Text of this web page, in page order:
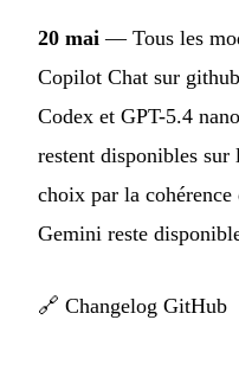
20 mai — Tous les
Copilot Chat sur
Codex et GPT-5.4
restent disponibles
choix par la cohérence
Gemini reste
🔗 Changelog GitHub